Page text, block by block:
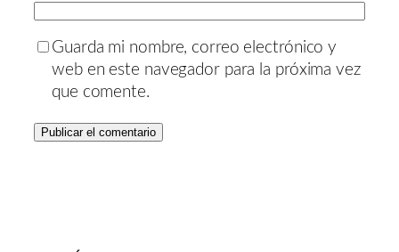
Guarda mi nombre, correo electrónico y
web en este navegador para la próxima vez
que comente.